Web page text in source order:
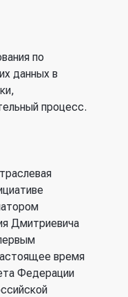
по
данных в
процесс.
Дмитриевича
время
Федерации